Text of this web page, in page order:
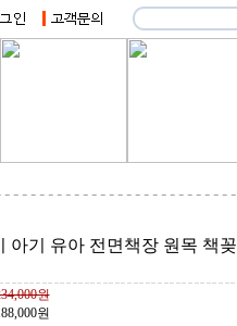
아기 유아 전면책장 원목 책꽂
원
원